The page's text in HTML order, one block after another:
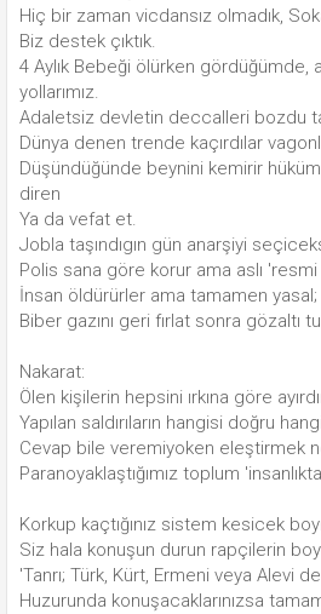
Hiç bir zaman vicdansız olmadık,
Biz destek çıktık.
4 Aylık Bebeği ölürken gördüğümde,
yollarımız.
Adaletsiz devletin deccalleri bozdu
Dünya denen trende kaçırdılar
Düşündüğünde beynini kemirir
diren
Ya da vefat et.
Jobla taşındıgın gün anarşiyi
Polis sana göre korur ama aslı 'resmi
İnsan öldürürler ama tamamen yasal;
Biber gazını geri fırlat sonra gözaltı
Nakarat:
Ölen kişilerin hepsini ırkına göre
Yapılan saldırıların hangisi doğru
Cevap bile veremiyoken eleştirmek
Paranoyaklaştığımız toplum
Korkup kaçtığınız sistem kesicek
Siz hala konuşun durun rapçilerin
'Tanrı; Türk, Kürt, Ermeni veya Alevi
Huzurunda konuşacaklarınızsa